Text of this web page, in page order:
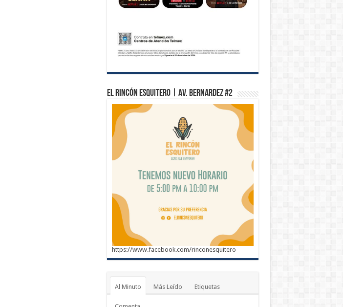
El Rincón Esquitero | Av. Bernardez #2
https://www.facebook.com/rinconesquitero
Al Minuto Más Leído Etiquetas